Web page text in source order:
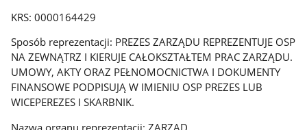
KRS: 0000164429
Sposób reprezentacji: PREZES ZARZĄDU REPREZENTUJE OSP
NA ZEWNĄTRZ I KIERUJE CAŁOKSZTAŁTEM PRAC ZARZĄDU.
UMOWY, AKTY ORAZ PEŁNOMOCNICTWA I DOKUMENTY
FINANSOWE PODPISUJĄ W IMIENIU OSP PREZES LUB
WICEPEREZES I SKARBNIK.
Nazwa organu reprezentacji: ZARZĄD